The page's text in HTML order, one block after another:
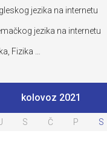
jezika na internetu
jezika na internetu
Fizika …
kolovoz 2021
S Č P S